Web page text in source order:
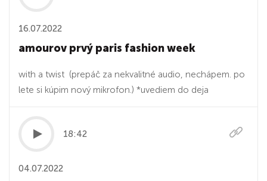
16.07.2022
amourov prvý paris fashion week
with a twist (prepáč za nekvalitné audio, nechápem. po
lete si kúpim nový mikrofon.) *uvediem do deja
18:42
04.07.2022